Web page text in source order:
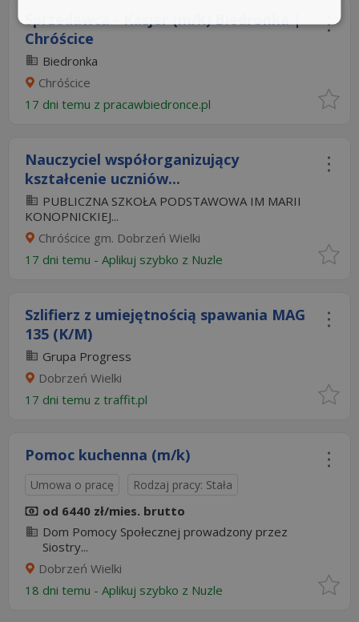
Sprzedawca - Kasjer (m/k) Biedronka |
Chróścice
Biedronka
Chróścice
17 dni temu z pracawbiedronce.pl
Nauczyciel współorganizujący
kształcenie uczniów...
PUBLICZNA SZKOŁA PODSTAWOWA IM MARII
KONOPNICKIEJ...
Chróścice gm. Dobrzeń Wielki
17 dni temu - Aplikuj szybko z Nuzle
Szlifierz z umiejętnością spawania MAG
135 (K/M)
Grupa Progress
Dobrzeń Wielki
17 dni temu z traffit.pl
Pomoc kuchenna (m/k)
Umowa o pracę Rodzaj pracy: Stała
od 6440 zł/mies. brutto
Dom Pomocy Społecznej prowadzony przez
Siostry...
Dobrzeń Wielki
18 dni temu - Aplikuj szybko z Nuzle